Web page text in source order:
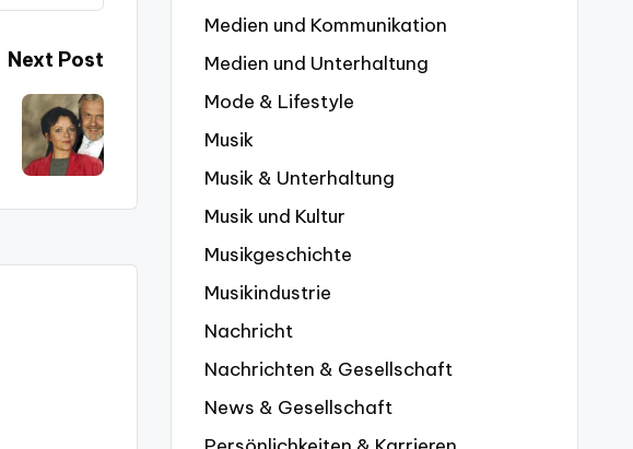
Next Post
Medien und Kommunikation
Medien und Unterhaltung
Mode & Lifestyle
Musik
Musik & Unterhaltung
Musik und Kultur
Musikgeschichte
Musikindustrie
Nachricht
Nachrichten & Gesellschaft
News & Gesellschaft